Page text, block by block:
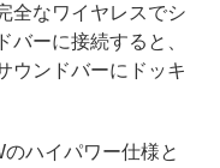
全なワイヤレスでシ
ーに接続すると、
ウンドバーにドッキ
ハイパワー仕様と